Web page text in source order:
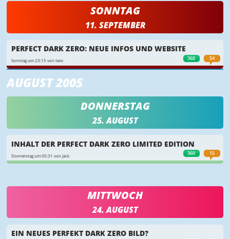
SONNTAG
11. SEPTEMBER
360 54
PERFECT DARK ZERO: NEUE INFOS UND WEBSITE
Sonntag um 23:15 von twix
AUGUST 2005
DONNERSTAG
25. AUGUST
360 15
INHALT DER PERFECT DARK ZERO LIMITED EDITION
Donnerstag um 00:31 von Jack
MITTWOCH
24. AUGUST
EIN NEUES PERFEKT DARK ZERO BILD?